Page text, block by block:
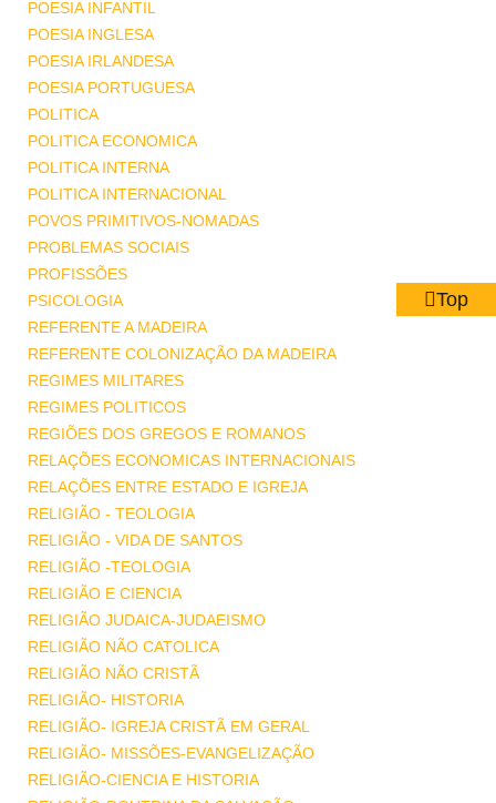
POESIA INFANTIL
POESIA INGLESA
POESIA IRLANDESA
POESIA PORTUGUESA
POLITICA
POLITICA ECONOMICA
POLITICA INTERNA
POLITICA INTERNACIONAL
POVOS PRIMITIVOS-NOMADAS
PROBLEMAS SOCIAIS
PROFISSÕES
PSICOLOGIA
REFERENTE A MADEIRA
REFERENTE COLONIZAÇÃO DA MADEIRA
REGIMES MILITARES
REGIMES POLITICOS
REGIÕES DOS GREGOS E ROMANOS
RELAÇÕES ECONOMICAS INTERNACIONAIS
RELAÇÕES ENTRE ESTADO E IGREJA
RELIGIÃO - TEOLOGIA
RELIGIÃO - VIDA DE SANTOS
RELIGIÃO -TEOLOGIA
RELIGIÃO E CIENCIA
RELIGIÃO JUDAICA-JUDAEISMO
RELIGIÃO NÃO CATOLICA
RELIGIÃO NÃO CRISTÃ
RELIGIÃO- HISTORIA
RELIGIÃO- IGREJA CRISTÃ EM GERAL
RELIGIÃO- MISSÕES-EVANGELIZAÇÃO
RELIGIÃO-CIENCIA E HISTORIA
Top